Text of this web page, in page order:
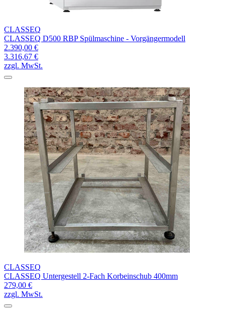
CLASSEQ
CLASSEQ D500 RBP Spülmaschine - Vorgängermodell
2.390,00 €
3.316,67 €
zzgl. MwSt.
CLASSEQ
CLASSEQ Untergestell 2-Fach Korbeinschub 400mm
279,00 €
zzgl. MwSt.